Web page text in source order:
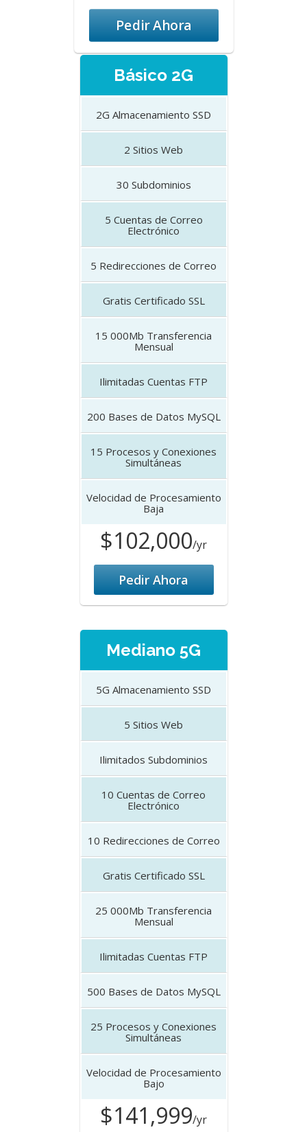
Pedir Ahora
Básico 2G
2G Almacenamiento SSD
2 Sitios Web
30 Subdominios
5 Cuentas de Correo
Electrónico
5 Redirecciones de Correo
Gratis Certificado SSL
15 000Mb Transferencia
Mensual
Ilimitadas Cuentas FTP
200 Bases de Datos MySQL
15 Procesos y Conexiones
Simultáneas
Velocidad de Procesamiento
Baja
$102,000/yr
Pedir Ahora
Mediano 5G
5G Almacenamiento SSD
5 Sitios Web
Ilimitados Subdominios
10 Cuentas de Correo
Electrónico
10 Redirecciones de Correo
Gratis Certificado SSL
25 000Mb Transferencia
Mensual
Ilimitadas Cuentas FTP
500 Bases de Datos MySQL
25 Procesos y Conexiones
Simultáneas
Velocidad de Procesamiento
Bajo
$141,999/yr